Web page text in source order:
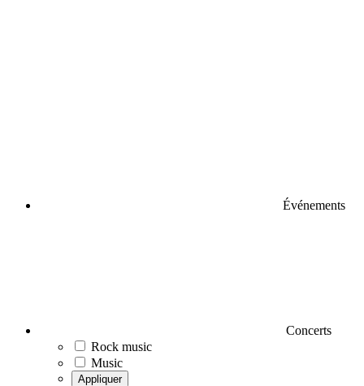
Événements
Concerts
Rock music
Music
Appliquer